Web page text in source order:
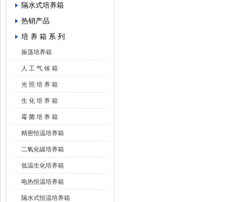
隔水式培养箱
热销产品
培 养 箱 系 列
振荡培养箱
人 工 气 候 箱
光 照 培 养 箱
生 化 培 养 箱
霉 菌 培 养 箱
精密恒温培养箱
二氧化碳培养箱
低温生化培养箱
电热恒温培养箱
隔水式恒温培养箱